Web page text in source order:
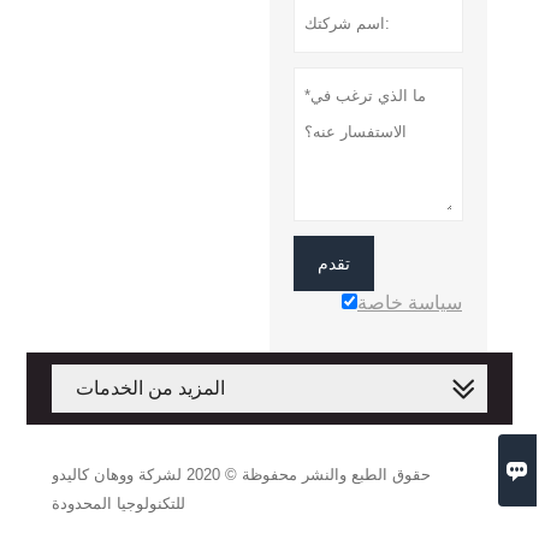

تقدم
سياسة خاصة
المزيد من الخدمات
حقوق الطبع والنشر محفوظة © 2020 لشركة ووهان كاليدو
للتكنولوجيا المحدودة